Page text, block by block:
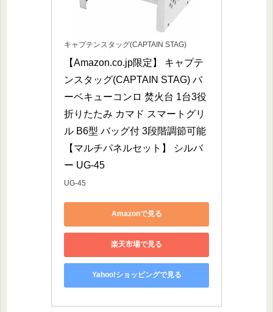
キャプテンスタッグ(CAPTAIN STAG)
【Amazon.co.jp限定】 キャプテ
ンスタッグ(CAPTAIN STAG) バ
ーベキューコンロ 焚火台 1台3役
折りたたみ カマド スマートグリ
ル B6型 バッグ付 3段階調節可能
【マルチパネルセット】 シルバ
ー UG-45
UG-45
Amazonで見る
楽天市場で見る
Yahoo!ショッピングで見る